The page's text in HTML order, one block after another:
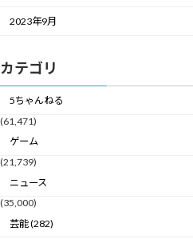
2023年9月
カテゴリ
5ちゃんねる
(61,471)
ゲーム
(21,739)
ニュース
(35,000)
芸能 (282)